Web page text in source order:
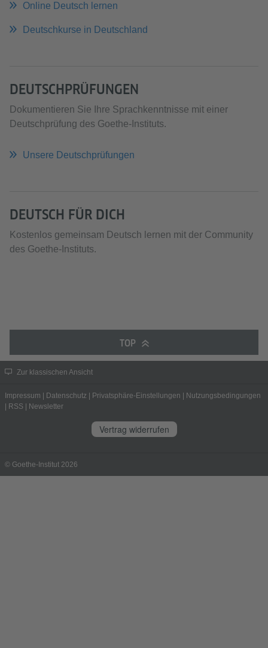
Online Deutsch lernen
Deutschkurse in Deutschland
DEUTSCHPRÜFUNGEN
Dokumentieren Sie Ihre Sprachkenntnisse mit einer
Deutschprüfung des Goethe-Instituts.
Unsere Deutschprüfungen
DEUTSCH FÜR DICH
Kostenlos gemeinsam Deutsch lernen mit der Community
des Goethe-Instituts.
TOP
Zur klassischen Ansicht
Impressum Datenschutz Privatsphäre-Einstellungen
Nutzungsbedingungen
RSS Newsletter
Vertrag widerrufen
© Goethe-Institut 2026